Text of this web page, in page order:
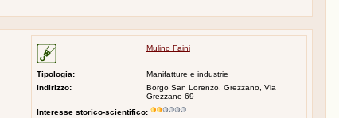
Mulino Faini
Tipologia:
Manifatture e industrie
Indirizzo:
Borgo San Lorenzo, Grezzano, Via
Grezzano 69
Interesse storico-scientifico: